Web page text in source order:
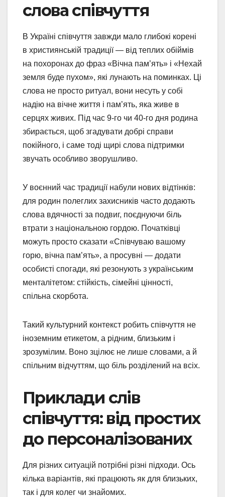
слова співчуття
В Україні співчуття завжди мало глибокі корені
в християнській традиції — від теплих обіймів
на похоронах до фраз «Вічна пам’ять» і «Нехай
земля буде пухом», які лунають на поминках. Ці
слова не просто ритуал, вони несуть у собі
надію на вічне життя і пам’ять, яка живе в
серцях живих. Під час 9-го чи 40-го дня родина
збирається, щоб згадувати добрі справи
покійного, і саме тоді щирі слова підтримки
звучать особливо зворушливо.
У воєнний час традиції набули нових відтінків:
для родин полеглих захисників часто додають
слова вдячності за подвиг, поєднуючи біль
втрати з національною гордою. Початківці
можуть просто сказати «Співчуваю вашому
горю, вічна пам’ять», а просувні — додати
особисті спогади, які резонують з українським
менталітетом: стійкість, сімейні цінності,
спільна скорбота.
Такий культурний контекст робить співчуття не
іноземним етикетом, а рідним, близьким і
зрозумілим. Воно зцілює не лише словами, а й
спільним відчуттям, що біль розділений на всіх.
Приклади слів
співчуття: від простих
до персоналізованих
Для різних ситуацій потрібні різні підходи. Ось
кілька варіантів, які працюють як для близьких,
так і для колег чи знайомих.